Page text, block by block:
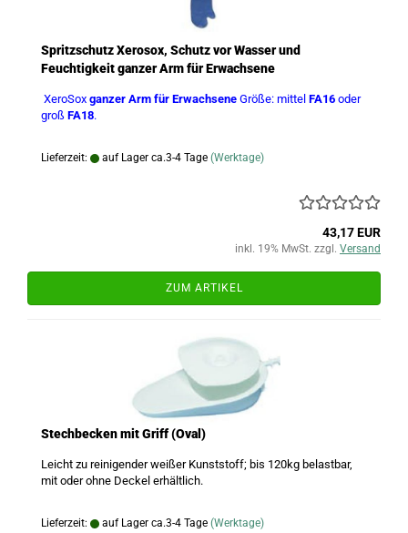
Spritzschutz Xerosox, Schutz vor Wasser und
Feuchtigkeit ganzer Arm für Erwachsene
XeroSox ganzer Arm für Erwachsene Größe: mittel FA16 oder
groß FA18.
Lieferzeit: auf Lager ca.3-4 Tage (Werktage)
43,17 EUR
inkl. 19% MwSt. zzgl. Versand
ZUM ARTIKEL
Stechbecken mit Griff (Oval)
Leicht zu reinigender weißer Kunststoff; bis 120kg belastbar,
mit oder ohne Deckel erhältlich.
Lieferzeit: auf Lager ca.3-4 Tage (Werktage)